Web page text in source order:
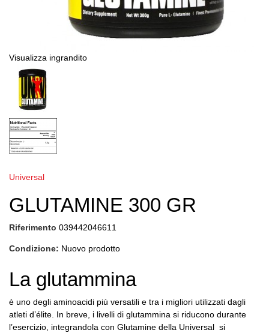
Visualizza ingrandito
Universal
GLUTAMINE 300 GR
Riferimento 039442046611
Condizione: Nuovo prodotto
La glutammina
è uno degli aminoacidi più versatili e tra i migliori utilizzati dagli
atleti d’élite. In breve, i livelli di glutammina si riducono durante
l’esercizio, integrandola con Glutamine della Universal si